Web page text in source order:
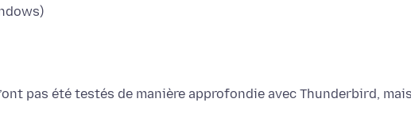
pas été testés de manière approfondie avec Thunderbird, mais